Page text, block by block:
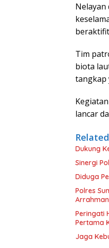
Tim
biota
tangkap
lancar
Dukung
Sinergi
Diduga
Polres
Peringati
Pertama
Jaga